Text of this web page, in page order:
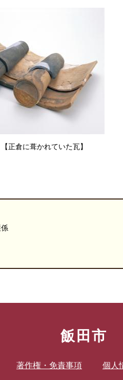
かれていた瓦】
飯田市
著作権・免責事項 個人